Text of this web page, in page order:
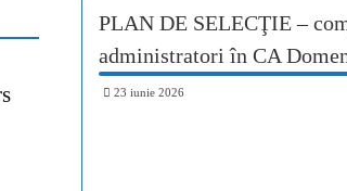
PLAN DE SELECŢIE –
administratori în CA
23 iunie 2026